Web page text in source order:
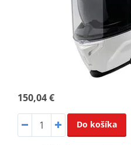
150,04 €
Do košíka